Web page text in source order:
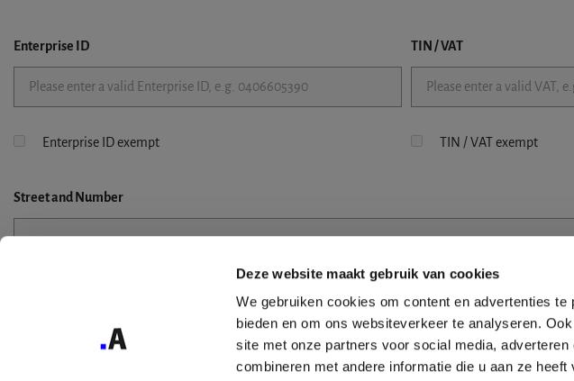
Deze website maakt gebruik van cookies
We gebruiken cookies om content en advertenties
bieden en om ons websiteverkeer te analyseren.
site met onze partners voor social media,
combineren met andere informatie die u aan ze
Enterprise ID TIN / VAT
Enterprise ID exempt TIN / VAT exempt
Streetand Number